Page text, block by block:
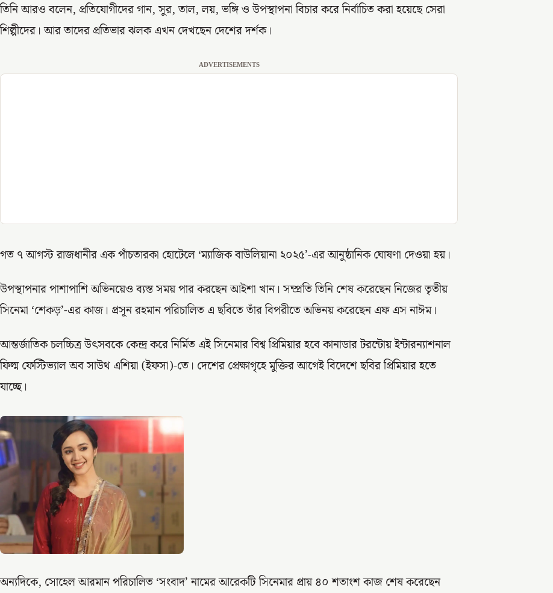
তিনি আরও বলেন, প্রতিযোগীদের গান, সুর, তাল, লয়, ভঙ্গি ও উপস্থাপনা বিচার করে নির্বাচিত করা হয়েছে সেরা
শিল্পীদের। আর তাদের প্রতিভার ঝলক এখন দেখছেন দেশের দর্শক।
ADVERTISEMENTS
গত ৭ আগস্ট রাজধানীর এক পাঁচতারকা হোটেলে ‘ম্যাজিক বাউলিয়ানা ২০২৫’-এর আনুষ্ঠানিক ঘোষণা দেওয়া হয়।
উপস্থাপনার পাশাপাশি অভিনয়েও ব্যস্ত সময় পার করছেন আইশা খান। সম্প্রতি তিনি শেষ করেছেন নিজের তৃতীয়
সিনেমা ‘শেকড়’-এর কাজ। প্রসূন রহমান পরিচালিত এ ছবিতে তাঁর বিপরীতে অভিনয় করেছেন এফ এস নাঈম।
আন্তর্জাতিক চলচ্চিত্র উৎসবকে কেন্দ্র করে নির্মিত এই সিনেমার বিশ্ব প্রিমিয়ার হবে কানাডার টরন্টোয় ইন্টারন্যাশনাল
ফিল্ম ফেস্টিভ্যাল অব সাউথ এশিয়া (ইফসা)-তে। দেশের প্রেক্ষাগৃহে মুক্তির আগেই বিদেশে ছবির প্রিমিয়ার হতে
যাচ্ছে।
অন্যদিকে, সোহেল আরমান পরিচালিত ‘সংবাদ’ নামের আরেকটি সিনেমার প্রায় ৪০ শতাংশ কাজ শেষ করেছেন